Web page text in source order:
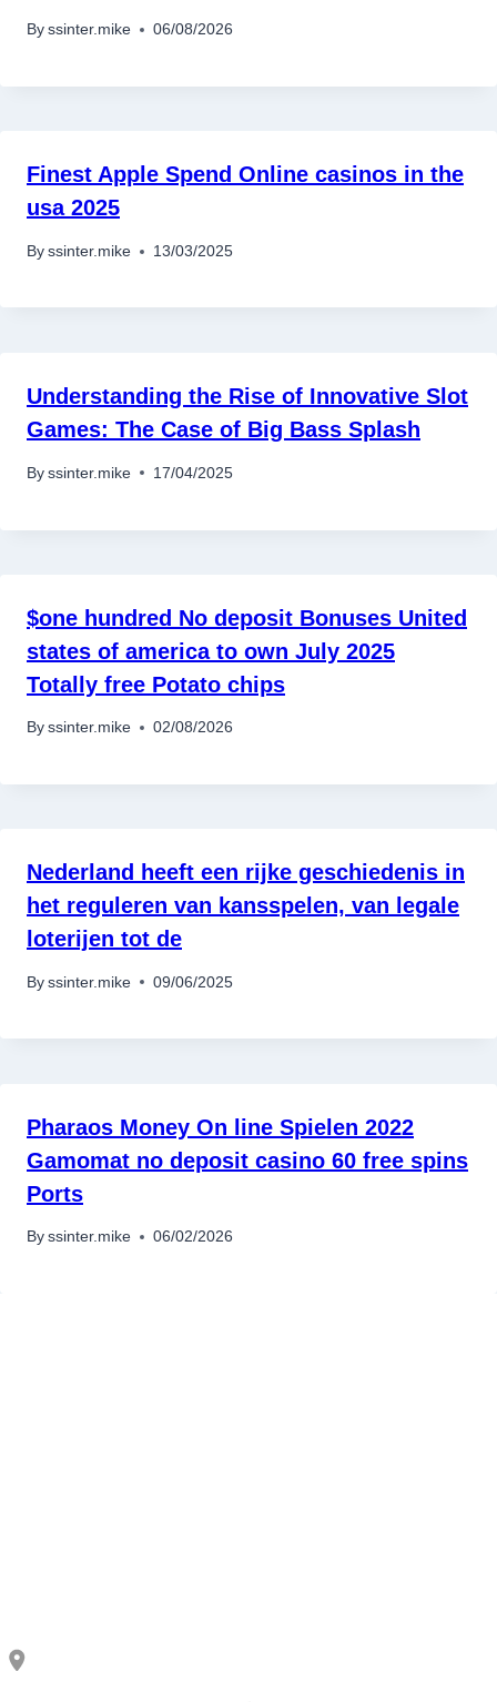
By ssinter.mike 06/08/2026
Finest Apple Spend Online casinos in the
usa 2025
By ssinter.mike 13/03/2025
Understanding the Rise of Innovative Slot
Games: The Case of Big Bass Splash
By ssinter.mike 17/04/2025
$one hundred No deposit Bonuses United
states of america to own July 2025
Totally free Potato chips
By ssinter.mike 02/08/2026
Nederland heeft een rijke geschiedenis in
het reguleren van kansspelen, van legale
loterijen tot de
By ssinter.mike 09/06/2025
Pharaos Money On line Spielen 2022
Gamomat no deposit casino 60 free spins
Ports
By ssinter.mike 06/02/2026